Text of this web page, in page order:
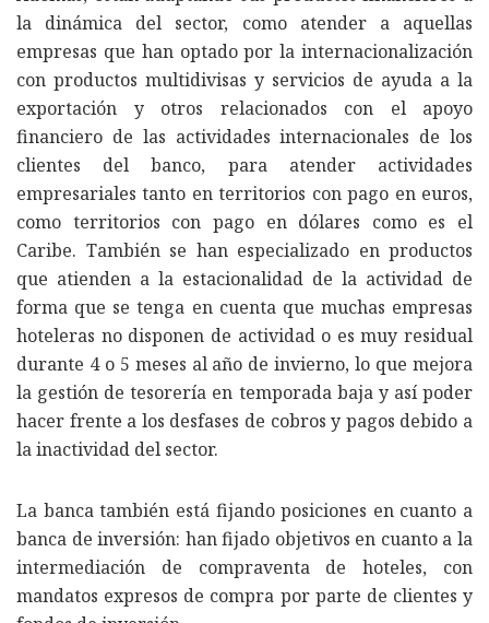
la dinámica del sector, como atender a aquellas
empresas que han optado por la internacionalización
con productos multidivisas y servicios de ayuda a la
exportación y otros relacionados con el apoyo
financiero de las actividades internacionales de los
clientes del banco, para atender actividades
empresariales tanto en territorios con pago en euros,
como territorios con pago en dólares como es el
Caribe. También se han especializado en productos
que atienden a la estacionalidad de la actividad de
forma que se tenga en cuenta que muchas empresas
hoteleras no disponen de actividad o es muy residual
durante 4 o 5 meses al año de invierno, lo que mejora
la gestión de tesorería en temporada baja y así poder
hacer frente a los desfases de cobros y pagos debido a
la inactividad del sector.
La banca también está fijando posiciones en cuanto a
banca de inversión: han fijado objetivos en cuanto a la
intermediación de compraventa de hoteles, con
mandatos expresos de compra por parte de clientes y